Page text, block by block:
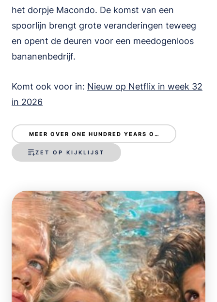
het dorpje Macondo. De komst van een
spoorlijn brengt grote veranderingen teweeg
en opent de deuren voor een meedogenloos
bananenbedrijf.
Komt ook voor in: Nieuw op Netflix in week 32
in 2026
MEER OVER ONE HUNDRED YEARS OF SOLITUDE
ZET OP KIJKLIJST